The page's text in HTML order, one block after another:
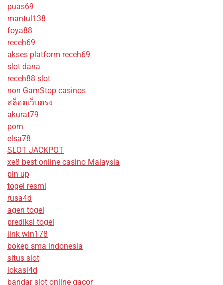
puas69
mantul138
foya88
receh69
akses platform receh69
slot dana
receh88 slot
non GamStop casinos
สล็อตเว็บตรง
akurat79
porn
elsa78
SLOT JACKPOT
xe8 best online casino Malaysia
pin up
togel resmi
rusa4d
agen togel
prediksi togel
link win178
bokep sma indonesia
situs slot
lokasi4d
bandar slot online gacor